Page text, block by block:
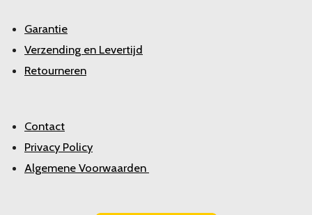
Garantie
Verzending en Levertijd
Retourneren
Contact
Privacy Policy
Algemene Voorwaarden